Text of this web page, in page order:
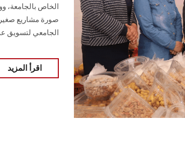
الخاص بالجامعة،
صورة مشاريع
الجامعي لتسويق
اقرأ المزيد